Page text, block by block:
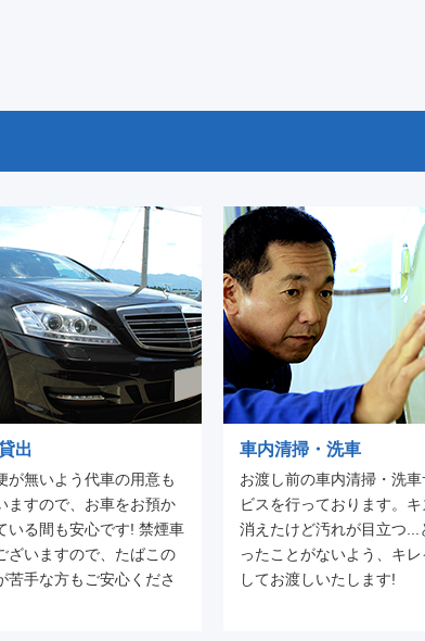
出
が無いよう代車の用意も
ますので、お車をお預か
いる間も安心です! 禁煙車
ざいますので、たばこの
苦手な方もご安心くださ
車内清掃・洗車
お渡し前の車内清掃・洗車
ビスを行っております。キ
消えたけど汚れが目立つ...
ったことがないよう、キレ
してお渡しいたします!